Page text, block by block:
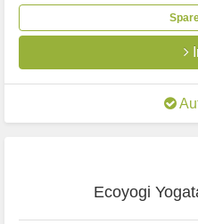
Ecoyogi